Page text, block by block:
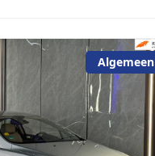
Algemeen